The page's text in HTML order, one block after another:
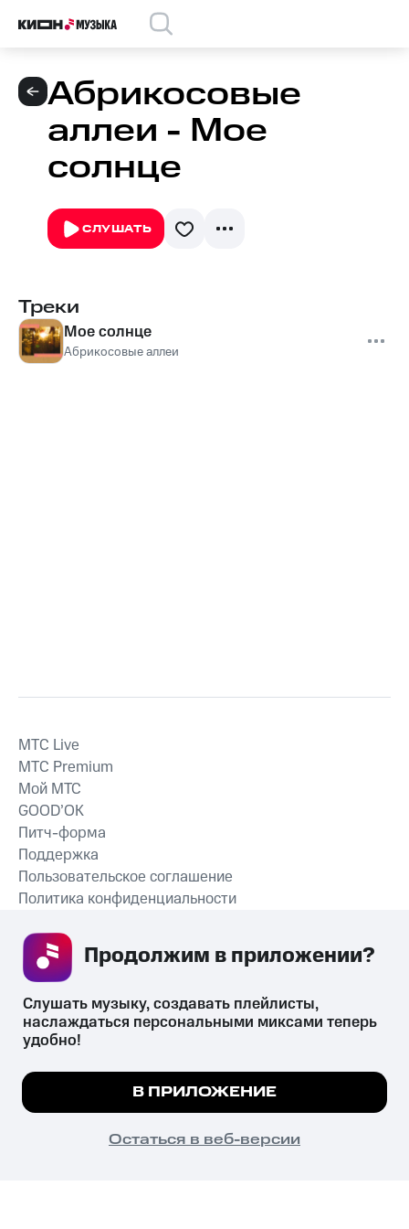
Абрикосовые
аллеи - Мое
солнце
СЛУШАТЬ
Треки
Мое солнце
Абрикосовые аллеи
СКАЧАТЬ ПРИЛОЖЕНИЕ
MTС Live
MTС Premium
Мой МТС
GOOD’OK
Питч-форма
Поддержка
Пользовательское соглашение
Политика конфиденциальности
психотропных веществ, их аналогов причиняет вред здоровью,
их незаконный оборот запрещён и влечёт установленную
законодательством ответственность.
© 2026 ООО «КИОН».
Все права защищены
Мы используем куки, чтобы на сайте все
Подробнее
ПОНЯТНО
Слушать музыку, создавать плейлисты,
наслаждаться персональными миксами теперь
удобно!
В ПРИЛОЖЕНИЕ
Остаться в веб-версии